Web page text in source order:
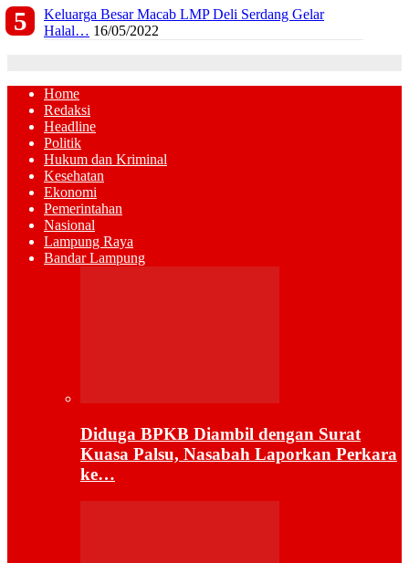
Keluarga Besar Macab LMP Deli Serdang Gelar
Halal… 16/05/2022
Home
Redaksi
Headline
Politik
Hukum dan Kriminal
Kesehatan
Ekonomi
Pemerintahan
Nasional
Lampung Raya
Bandar Lampung
Diduga BPKB Diambil dengan Surat
Kuasa Palsu, Nasabah Laporkan Perkara
ke…